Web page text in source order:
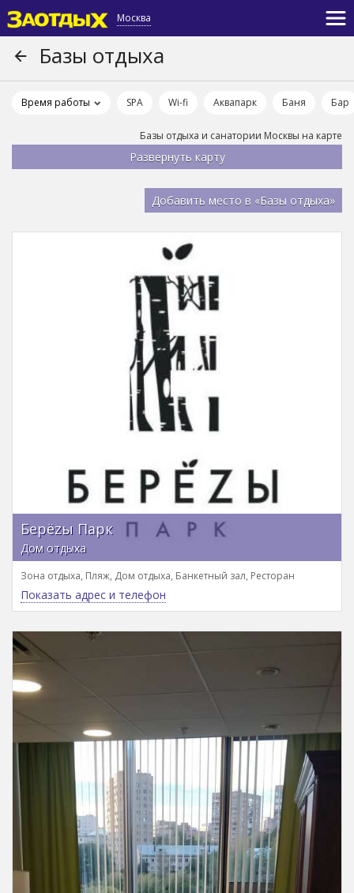
Москва
Базы отдыха
Время работы SPA Wi-fi Аквапарк Баня Бар
Базы отдыха и санатории Москвы на карте
Добавить место в «Базы отдыха»
Берёzы Парк
Дом отдыха
Зона отдыха, Пляж, Дом отдыха, Банкетный зал, Ресторан
Показать адрес и телефон